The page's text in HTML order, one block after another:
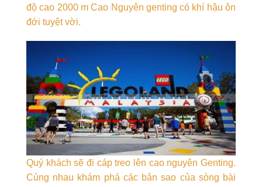
độ cao 2000 m Cao Nguyên genting có khí hậu ôn
đới tuyệt vời.
Quý khách sẽ đi cáp treo lên cao nguyên Genting.
Cùng nhau khám phá các bản sao của sòng bài